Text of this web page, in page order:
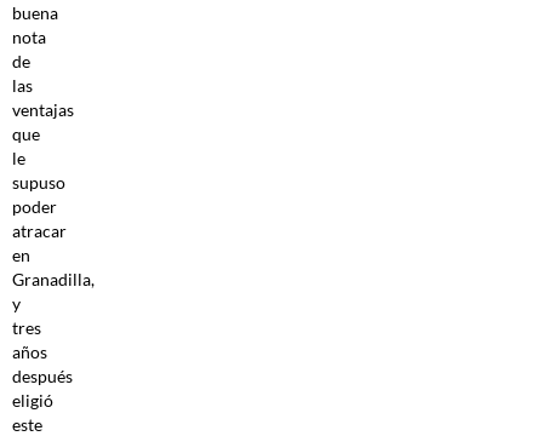
buena
nota
de
las
ventajas
que
le
supuso
poder
atracar
en
Granadilla,
y
tres
años
después
eligió
este